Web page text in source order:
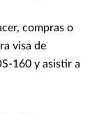
compras o
visa de
160 y asistir a